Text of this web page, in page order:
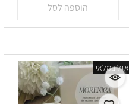
הוספה לסל
אזל במלאי